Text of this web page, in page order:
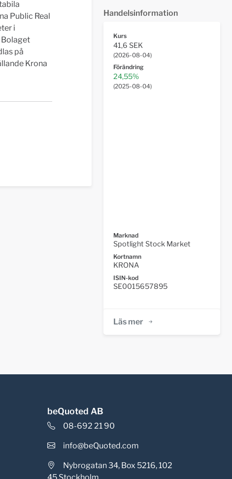
Public Real
i
Bolaget
på
Krona
Handelsinformation
Kurs
41,6 SEK
(2026-08-04)
Förändring
24,55%
(2025-08-04)
Marknad
Spotlight Stock Market
Kortnamn
KRONA
ISIN-kod
SE0015657895
Läs mer
beQuoted AB
08-692 21 90
info@beQuoted.com
Nybrogatan 34, Box 5216, 102
45 Stockholm